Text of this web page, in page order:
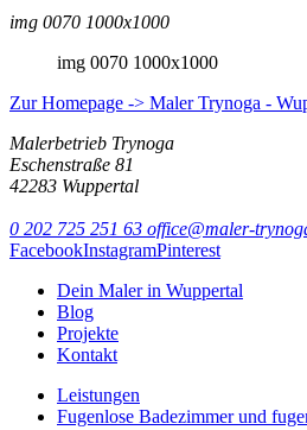
img 0070 1000x1000
img 0070 1000x1000
Zur Homepage -> Maler Trynoga -
Malerbetrieb Trynoga
Eschenstraße 81
42283 Wuppertal
0 202 725 251 63 office@maler-
FacebookInstagramPinterest
Dein Maler in Wuppertal
Blog
Projekte
Kontakt
Leistungen
Fugenlose Badezimmer und